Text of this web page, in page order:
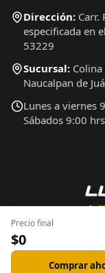
Precio final
$0
Comprar
Dirección: Carr.
especificada en
53229
Sucursal:
Naucalpan de
Lunes a viernes
Sábados 9:00